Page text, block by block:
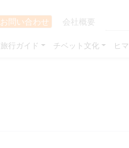
お問い合わせ 会社概要
旅行ガイド チベット文化 ヒ